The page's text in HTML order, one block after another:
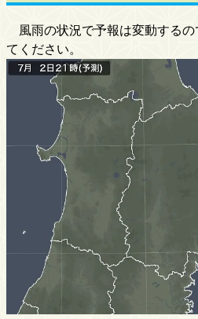
風雨の状況で予報は変動するの
てください。